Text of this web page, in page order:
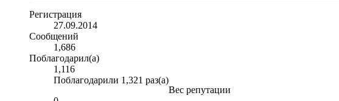
Регистрация
27.09.2014
Сообщений
1,686
Поблагодарил(а)
1,116
Поблагодарили 1,321 раз(а)
Вес репутации